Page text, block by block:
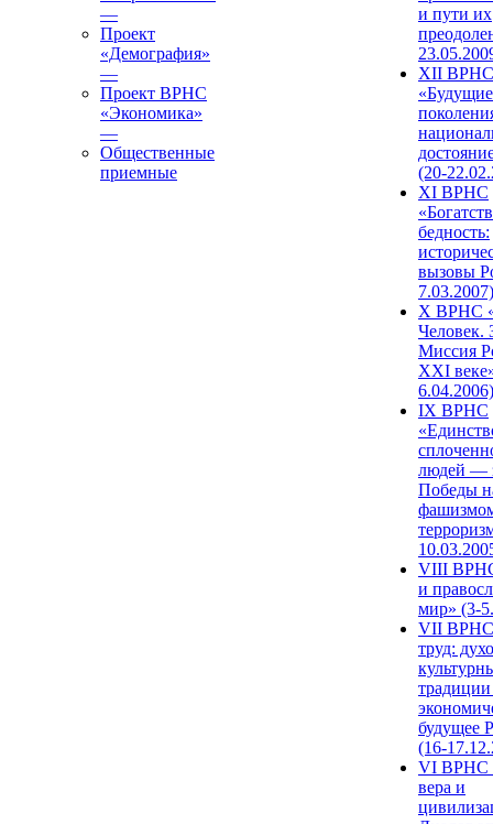
—
Проект
«Демография»
—
Проект ВРНС
«Экономика»
—
Общественные
приемные
и пути их
XII ВРНС
«Будущие
(20-
XI ВРНС
бедность:
вызовы
7.03.2007)
X ВРНС
Человек.
Миссия
XXI
6.04.2006)
IX ВРНС
людей —
Победы
VIII
и
мир» (3-
VII ВРНС
труд:
будущее
(16-
VI ВРНС
вера и